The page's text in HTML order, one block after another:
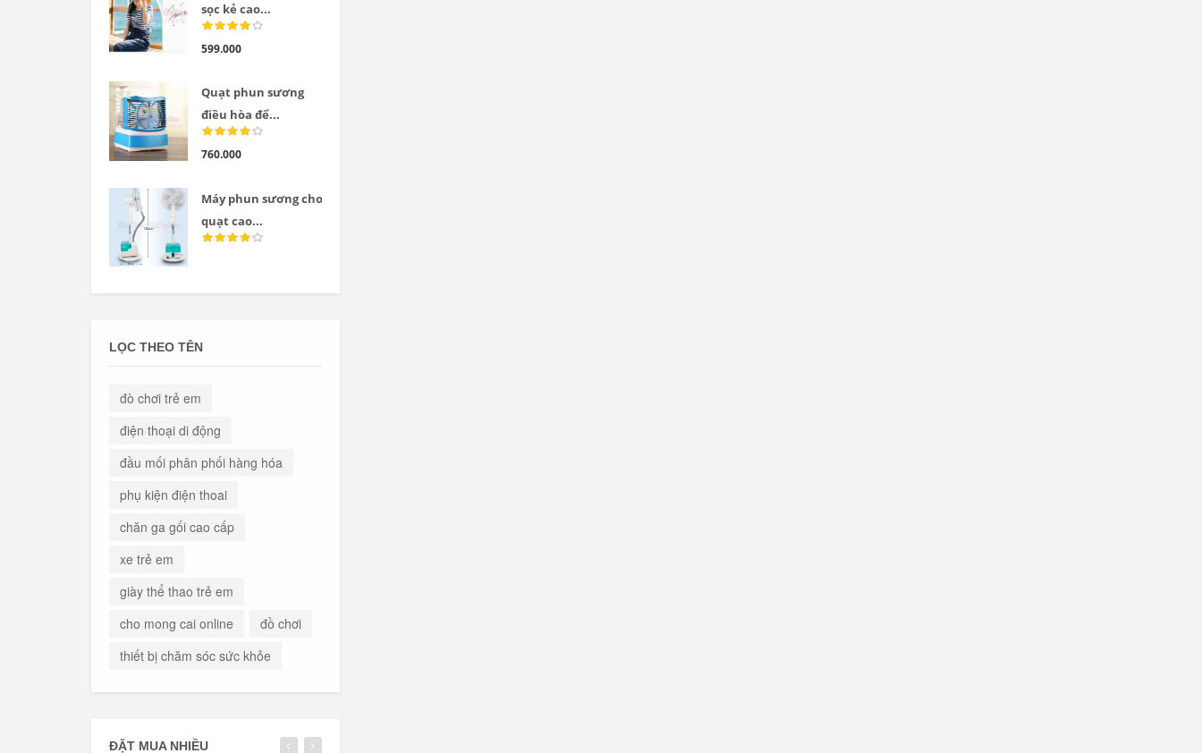
sọc kẻ cao...
599.000
Quạt phun sương
điều hòa để...
760.000
Máy phun sương cho
quạt cao...
LỌC THEO TÊN
đò chơi trẻ em
điện thoại di động
đầu mối phân phối hàng hóa
phụ kiện điện thoai
chăn ga gối cao cấp
xe trẻ em
giày thể thao trẻ em
cho mong cai online
đồ chơi
thiết bị chăm sóc sức khỏe
ĐẶT MUA NHIỀU